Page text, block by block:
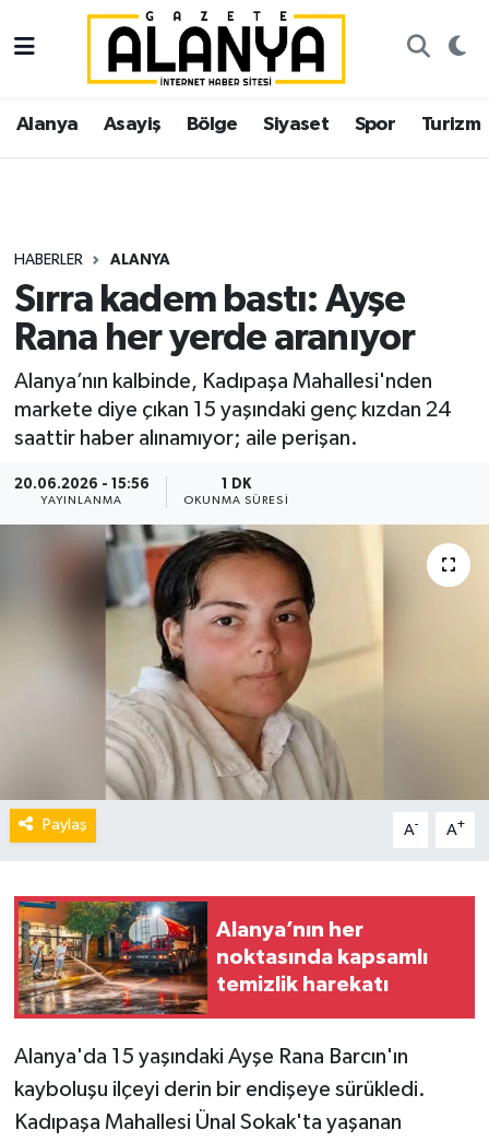
Alanya Asayiş Bölge Siyaset Spor Turizm
HABERLER ALANYA
Sırra kadem bastı: Ayşe
Rana her yerde aranıyor
Alanya’nın kalbinde, Kadıpaşa Mahallesi'nden
markete diye çıkan 15 yaşındaki genç kızdan 24
saattir haber alınamıyor; aile perişan.
20.06.2026 - 15:56
YAYINLANMA
1 DK
OKUNMA SÜRESI
Paylaş A- A+
Alanya’nın her
noktasında kapsamlı
temizlik harekatı
Alanya'da 15 yaşındaki Ayşe Rana Barcın'ın
kayboluşu ilçeyi derin bir endişeye sürükledi.
Kadıpaşa Mahallesi Ünal Sokak'ta yaşanan
Alanya
Asayiş
Siyaset
Spor
Ekonomi
İstanbul Nöbetçi Eczaneler
İstanbul Hava Durumu
Süper Lig Puan Durumu ve Fikstür
Tüm Manşetler
Son Dakika Haberleri
Haber Arşivi